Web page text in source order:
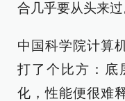
合几乎要从头来过
中国科学院计算
打了个比方：底
化，性能便很难